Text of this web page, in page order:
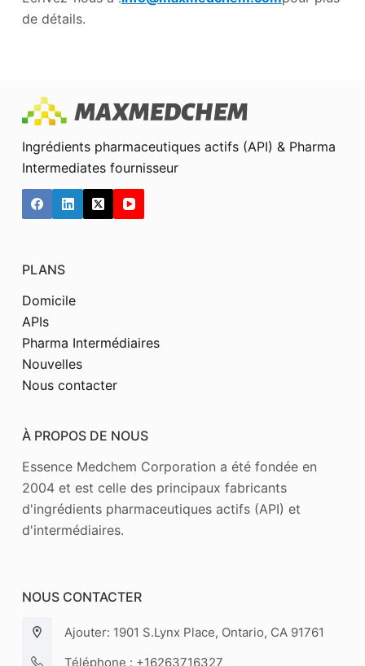
de détails.
Ingrédients pharmaceutiques actifs (API) & Pharma
Intermediates fournisseur
PLANS
Domicile
APIs
Pharma Intermédiaires
Nouvelles
Nous contacter
À PROPOS DE NOUS
Essence Medchem Corporation a été fondée en
2004 et est celle des principaux fabricants
d'ingrédients pharmaceutiques actifs (API) et
d'intermédiaires.
NOUS CONTACTER
Ajouter: 1901 S.Lynx Place, Ontario, CA 91761
Téléphone : +16263716327